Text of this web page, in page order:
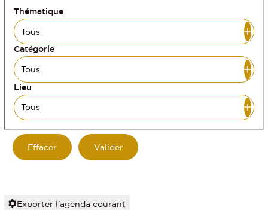
Thématique
Catégorie
Lieu
Exporter l'agenda courant